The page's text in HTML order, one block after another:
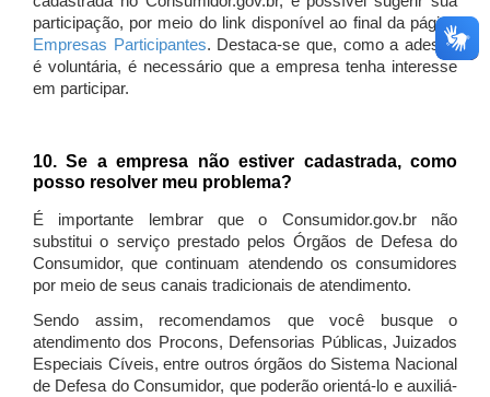
participação, por meio do link disponível ao final da página
Empresas Participantes. Destaca-se que, como a adesão
é voluntária, é necessário que a empresa tenha interesse
em participar.
10. Se a empresa não estiver cadastrada, como
posso resolver meu problema?
É importante lembrar que o Consumidor.gov.br não
substitui o serviço prestado pelos Órgãos de Defesa do
Consumidor, que continuam atendendo os consumidores
por meio de seus canais tradicionais de atendimento.
Sendo assim, recomendamos que você busque o
atendimento dos Procons, Defensorias Públicas, Juizados
Especiais Cíveis, entre outros órgãos do Sistema Nacional
de Defesa do Consumidor, que poderão orientá-lo e auxiliá-